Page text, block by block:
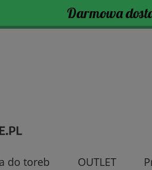
Darmowa
do toreb OUTLET